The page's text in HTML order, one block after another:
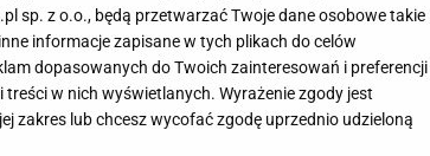
sp. z o.o., będą przetwarzać Twoje dane osobowe takie
informacje zapisane w tych plikach do celów
dopasowanych do Twoich zainteresowań i preferencji
w nich wyświetlanych. Wyrażenie zgody jest
zakres lub chcesz wycofać zgodę uprzednio udzieloną